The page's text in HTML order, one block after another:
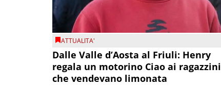
ATTUALITA'
Dalle Valle d’Aosta al Friuli: Henry
regala un motorino Ciao ai ragazzini
che vendevano limonata